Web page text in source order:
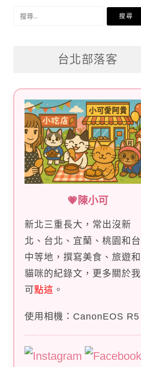
搜
台北部落客
💗陳小可
新北三重長大，常出沒新
北、台北、宜蘭、桃園和台
中等地，撰寫美食、旅遊和
貓咪的紀錄文，更多關於我
可點這 。
使用相機：CanonEOS R5